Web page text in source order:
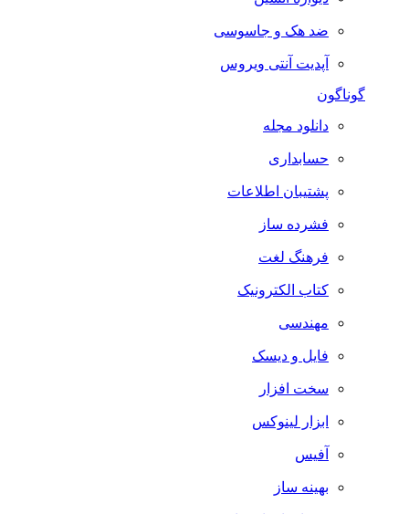
ضد هک و جاسوسی
آپدیت آنتی ویروس
گوناگون
دانلود مجله
حسابداری
پشتیبان اطلاعات
فشرده ساز
فرهنگ لغت
کتاب الکترونیک
مهندسی
فایل و دیسک
سخت افزار
ابزار لینوکس
آفیس
بهینه ساز